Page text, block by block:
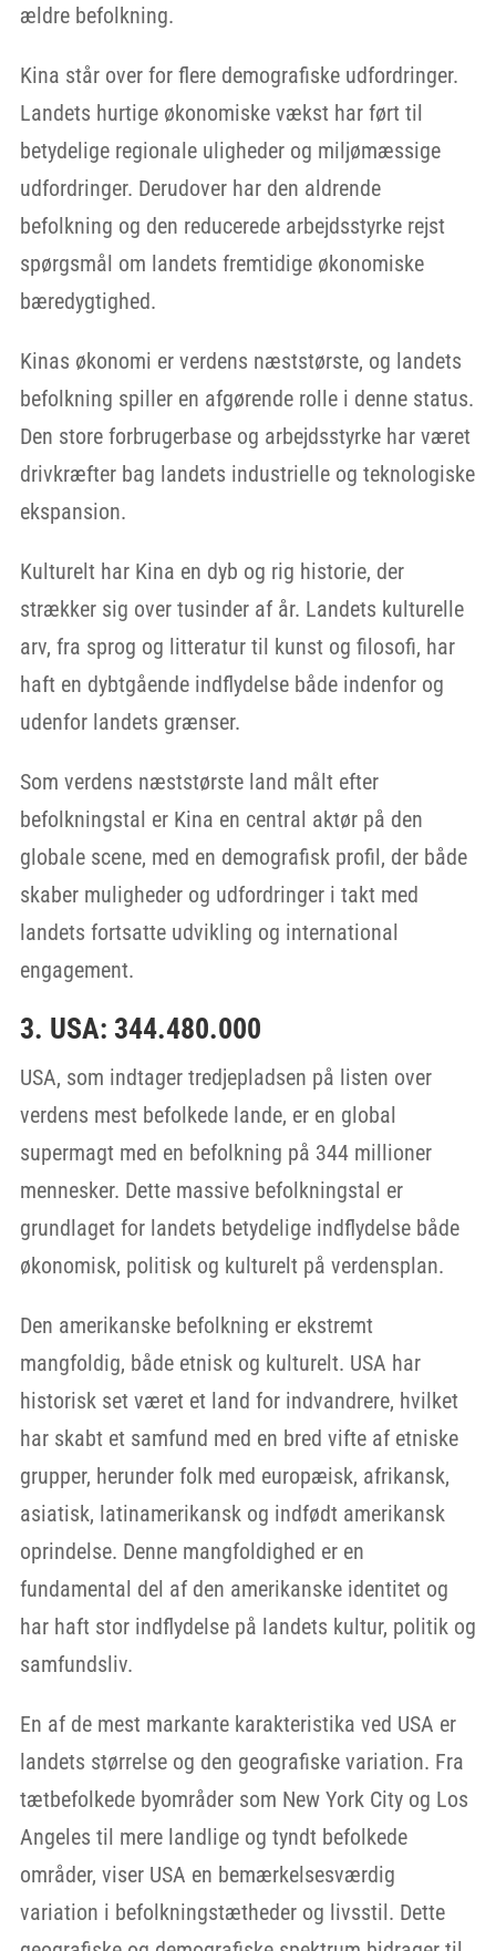
ældre befolkning.
Kina står over for flere demografiske udfordringer.
Landets hurtige økonomiske vækst har ført til
betydelige regionale uligheder og miljømæssige
udfordringer. Derudover har den aldrende
befolkning og den reducerede arbejdsstyrke rejst
spørgsmål om landets fremtidige økonomiske
bæredygtighed.
Kinas økonomi er verdens næststørste, og landets
befolkning spiller en afgørende rolle i denne status.
Den store forbrugerbase og arbejdsstyrke har været
drivkræfter bag landets industrielle og teknologiske
ekspansion.
Kulturelt har Kina en dyb og rig historie, der
strækker sig over tusinder af år. Landets kulturelle
arv, fra sprog og litteratur til kunst og filosofi, har
haft en dybtgående indflydelse både indenfor og
udenfor landets grænser.
Som verdens næststørste land målt efter
befolkningstal er Kina en central aktør på den
globale scene, med en demografisk profil, der både
skaber muligheder og udfordringer i takt med
landets fortsatte udvikling og international
engagement.
3. USA: 344.480.000
USA, som indtager tredjepladsen på listen over
verdens mest befolkede lande, er en global
supermagt med en befolkning på 344 millioner
mennesker. Dette massive befolkningstal er
grundlaget for landets betydelige indflydelse både
økonomisk, politisk og kulturelt på verdensplan.
Den amerikanske befolkning er ekstremt
mangfoldig, både etnisk og kulturelt. USA har
historisk set været et land for indvandrere, hvilket
har skabt et samfund med en bred vifte af etniske
grupper, herunder folk med europæisk, afrikansk,
asiatisk, latinamerikansk og indfødt amerikansk
oprindelse. Denne mangfoldighed er en
fundamental del af den amerikanske identitet og
har haft stor indflydelse på landets kultur, politik og
samfundsliv.
En af de mest markante karakteristika ved USA er
landets størrelse og den geografiske variation. Fra
tætbefolkede byområder som New York City og Los
Angeles til mere landlige og tyndt befolkede
områder, viser USA en bemærkelsesværdig
variation i befolkningstætheder og livsstil. Dette